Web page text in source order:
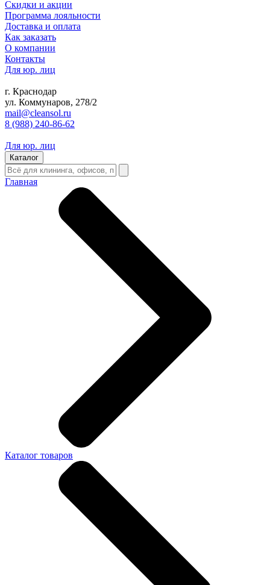
Скидки и акции
Программа лояльности
Доставка и оплата
Как заказать
О компании
Контакты
Для юр. лиц
г. Краснодар
ул. Коммунаров, 278/2
mail@cleansol.ru
8 (988) 240-86-62
Для юр. лиц
Каталог
Главная
Каталог товаров